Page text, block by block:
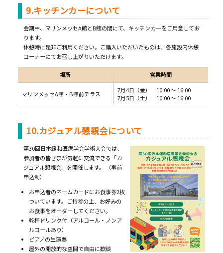
9.キッチンカーについて
会期中、マリンメッセA館とB館の間にて、キッチンカーをご用意してお
ります。
休憩時に是非ご利用ください。ご購入いただいたものは、各施設内休憩
コーナーにてお召し上がりいただけます。
場所 営業時間
マリンメッセA館・B館前テラス
7月4日（金） 10:00 ～ 16:00
7月5日（土） 10:00 ～ 16:00
10.カジュアル懇親会について
第30回日本緩和医療学会学術大会では、
参加者の皆さまが気軽に交流できる「カ
ジュアル懇親会」を開催します。 （事前
申込制）
お申込者のネームカードにお食事券2枚
ついています。ご持参の上、お好みの
お食事をオーダーしてください。
乾杯ドリンク付（アルコール・ノンア
ルコールあり）
ピアノの生演奏
屋外の開放的な空間で自由に歓談